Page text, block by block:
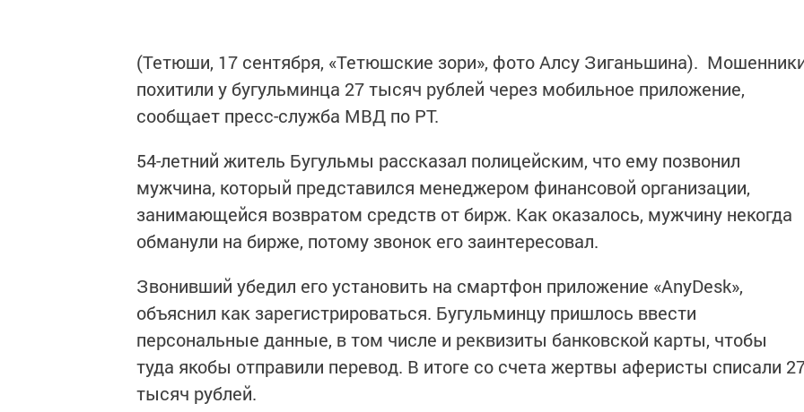
(Тетюши, 17 сентября, «Тетюшские зори», фото Алсу Зиганьшина).
похитили у бугульминца 27 тысяч рублей через мобильное приложение,
сообщает пресс-служба МВД по РТ.
54-летний житель Бугульмы рассказал полицейским, что ему позвонил
мужчина, который представился менеджером финансовой организации,
занимающейся возвратом средств от бирж. Как оказалось, мужчину некогда
обманули на бирже, потому звонок его заинтересовал.
Звонивший убедил его установить на смартфон приложение «AnyDesk»,
объяснил как зарегистрироваться. Бугульминцу пришлось ввести
персональные данные, в том числе и реквизиты банковской карты, чтобы
туда якобы отправили перевод. В итоге со счета жертвы аферисты списали
тысяч рублей.